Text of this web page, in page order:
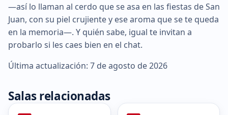
—así lo llaman al cerdo que se asa en las fiestas de San
Juan, con su piel crujiente y ese aroma que se te queda
en la memoria—. Y quién sabe, igual te invitan a
probarlo si les caes bien en el chat.
Última actualización: 7 de agosto de 2026
Salas relacionadas